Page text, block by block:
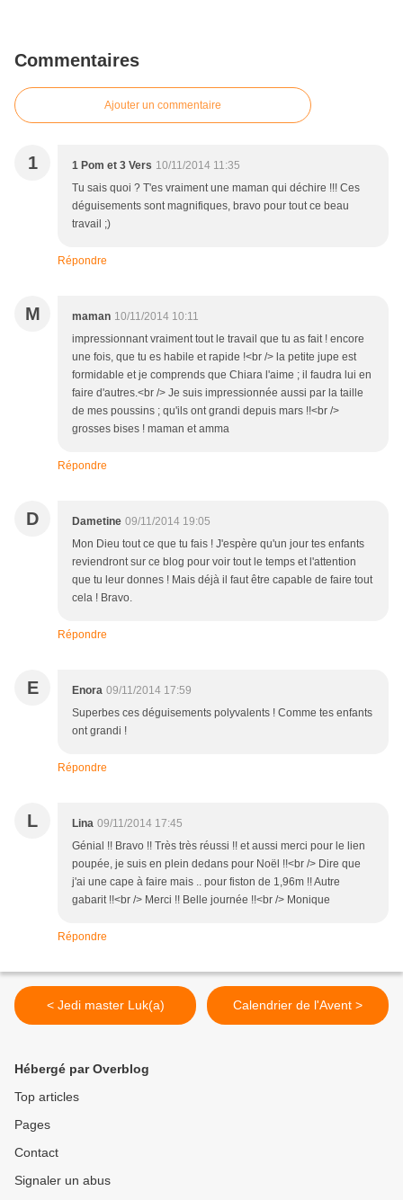
Commentaires
Ajouter un commentaire
1 1 Pom et 3 Vers 10/11/2014 11:35
Tu sais quoi ? T'es vraiment une maman qui déchire !!! Ces
déguisements sont magnifiques, bravo pour tout ce beau
travail ;)
Répondre
M maman 10/11/2014 10:11
impressionnant vraiment tout le travail que tu as fait ! encore
une fois, que tu es habile et rapide !<br /> la petite jupe est
formidable et je comprends que Chiara l'aime ; il faudra lui en
faire d'autres.<br /> Je suis impressionnée aussi par la taille
de mes poussins ; qu'ils ont grandi depuis mars !!<br />
grosses bises ! maman et amma
Répondre
D Dametine 09/11/2014 19:05
Mon Dieu tout ce que tu fais ! J'espère qu'un jour tes enfants
reviendront sur ce blog pour voir tout le temps et l'attention
que tu leur donnes ! Mais déjà il faut être capable de faire tout
cela ! Bravo.
Répondre
E Enora 09/11/2014 17:59
Superbes ces déguisements polyvalents ! Comme tes enfants
ont grandi !
Répondre
L Lina 09/11/2014 17:45
Génial !! Bravo !! Très très réussi !! et aussi merci pour le lien
poupée, je suis en plein dedans pour Noël !!<br /> Dire que
j'ai une cape à faire mais .. pour fiston de 1,96m !! Autre
gabarit !!<br /> Merci !! Belle journée !!<br /> Monique
Répondre
< Jedi master Luk(a) Calendrier de l'Avent >
Hébergé par Overblog
Top articles
Pages
Contact
Signaler un abus